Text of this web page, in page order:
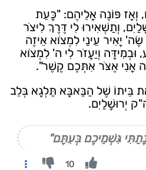
פּוֹנֶה אֲלֵיהֶם: "כָּעֵת
וְתַשְׁאִירוּ לִי דֶּרֶךְ לִיצֹר
יָאִיר עֵינַי לִמְצֹוא אֵיזֶה
וְיַעֲזֹר לִי ה' לִמְצֹוא
אֲנִי אֶצֹּר אִתְּכֶם קֶשֶׁר".
בֵּיתוֹ שֶׁל הַבַּאבָּא תַּלְגָא בְּלֵב
יְרוּשָׁלַיִם.
גִּשְׁמֵיכֶם בְּעִתָּם"
10